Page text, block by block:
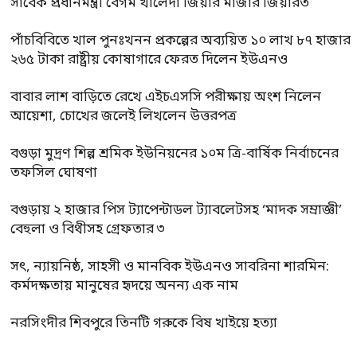
পাঁচবিবিতে খাল পুনঃখনন প্রকল্পের অব্যয়িত ১০ লাখ ৮৭ হাজার
২৬৫ টাকা রাষ্ট্রীয় কোষাগারে ফেরত দিলেন ইউএনও
বাবার লাশ বাড়িতে রেখে এইচএসসি পরীক্ষায় অংশ নিলেন
আয়েশা, চোখের জলেই লিখলেন উত্তরপত্র
বগুড়া মুদ্রণ শিল্প শ্রমিক ইউনিয়নের ১০ম ত্রি-বার্ষিক নির্বাচনের
তফসিল ঘোষণা
বগুড়ায় ২ হাজার পিস ট্যাপেন্টাডল ট্যাবলেটসহ ‘মাদক সম্রাজ্ঞী’
বেহুলা ও বিথীসহ গ্রেফতার ৩
সৎ, ন্যায়নিষ্ঠ, সাহসী ও মানবিক ইউএনও সাবরিনা শারমিন:
কর্মদক্ষতায় মানুষের হৃদয়ে অনন্য এক নাম
নরসিংদীর শিবপুরে তিনটি গরুকে বিষ খাইয়ে হত্যা